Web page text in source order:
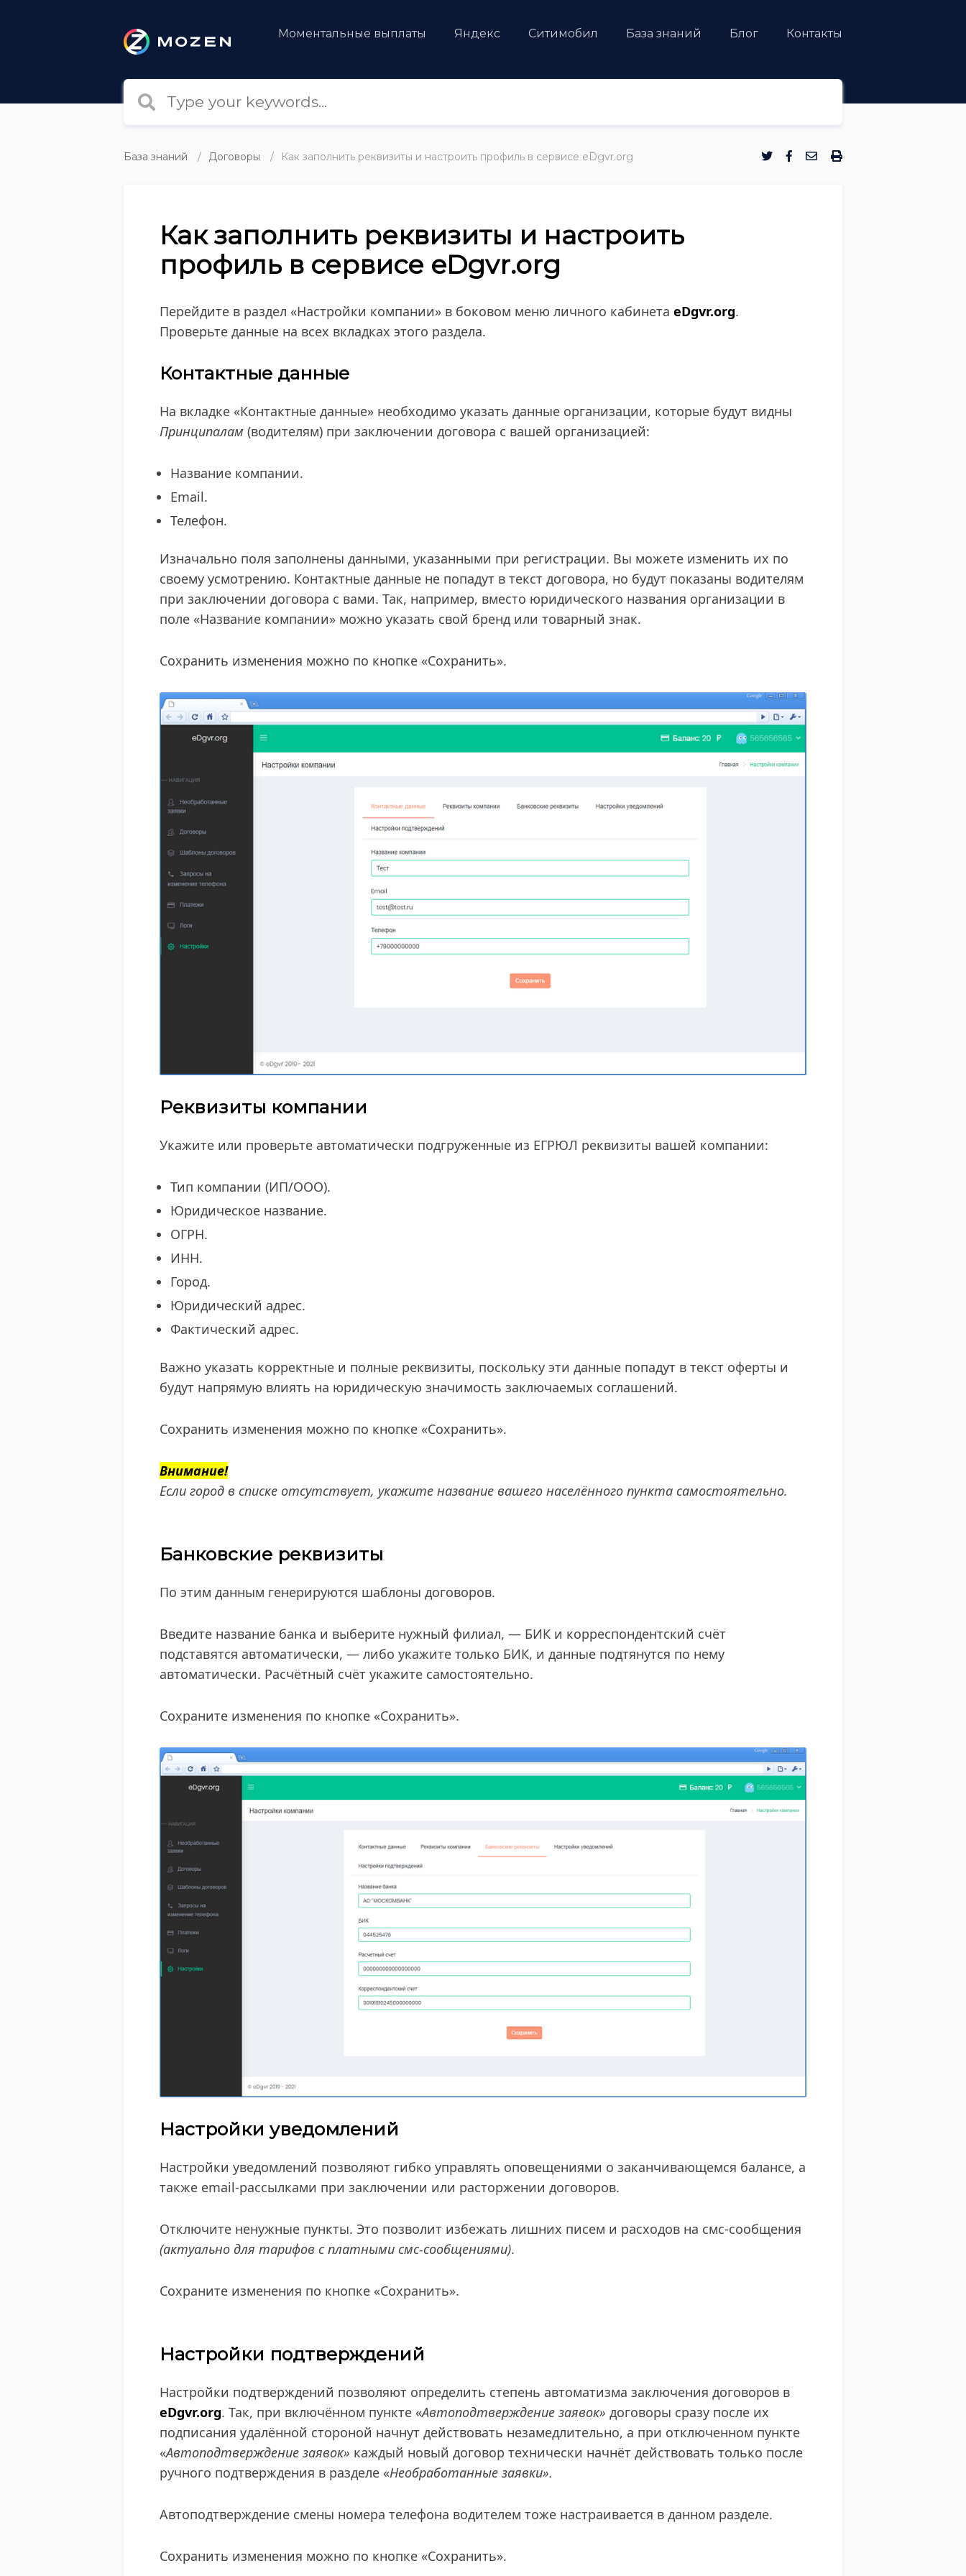
Моментальные выплаты Яндекс Ситимобил База знаний Блог Контакты
База знаний Договоры Как заполнить реквизиты и настроить профиль в сервисе eDgvr.org
Как заполнить реквизиты и настроить
профиль в сервисе eDgvr.org
Перейдите в раздел «Настройки компании» в боковом меню личного кабинета eDgvr.org.
Проверьте данные на всех вкладках этого раздела.
Контактные данные
На вкладке «Контактные данные» необходимо указать данные организации, которые будут видны
Принципалам (водителям) при заключении договора с вашей организацией:
Название компании.
Email.
Телефон​.
Изначально поля заполнены данными, указанными при регистрации. Вы можете изменить их по
своему усмотрению. Контактные данные не попадут в текст договора, но будут показаны водителям
при заключении договора с вами. Так, например, вместо юридического названия организации в
поле «Название компании» можно указать свой бренд или товарный знак.
Сохранить изменения можно по кнопке «Сохранить».
Реквизиты компании
Укажите или проверьте автоматически подгруженные из ЕГРЮЛ реквизиты вашей компании:
​Тип компании (ИП/ООО).
Юридическое название.
ОГРН.
ИНН.
Город.
Юридический адрес.
Фактический адрес.
Важно указать корректные и полные реквизиты, поскольку эти данные попадут в текст оферты и
будут напрямую влиять на юридическую значимость заключаемых соглашений.
Сохранить изменения можно по кнопке «Сохранить».
Внимание!
Если город в списке отсутствует, укажите название вашего населённого пункта самостоятельно.
Банковские реквизиты
По этим данным генерируются шаблоны договоров.
Введите название банка и выберите нужный филиал, — БИК и корреспондентский счёт
подставятся автоматически, — либо укажите только БИК, и данные подтянутся по нему
автоматически. Расчётный счёт укажите самостоятельно.
Сохраните изменения по кнопке «Сохранить».
Настройки уведомлений
Настройки уведомлений позволяют гибко управлять оповещениями о заканчивающемся балансе, а
также email-рассылками при заключении или расторжении договоров.
Отключите ненужные пункты. Это позволит избежать лишних писем и расходов на смс-сообщения
(актуально для тарифов с платными смс-сообщениями).
Сохраните изменения по кнопке «Сохранить».
Настройки подтверждений
Настройки подтверждений позволяют определить степень автоматизма заключения договоров в
eDgvr.org. Так, при включённом пункте «Автоподтверждение заявок» договоры сразу после их
подписания удалённой стороной начнут действовать незамедлительно, а при отключенном пункте
«Автоподтверждение заявок» каждый новый договор технически начнёт действовать только после
ручного подтверждения в разделе «Необработанные заявки».
Автоподтверждение смены номера телефона водителем тоже настраивается в данном разделе.
Сохранить изменения можно по кнопке «Сохранить».​